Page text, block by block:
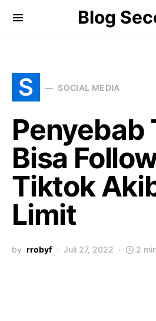
Blog
S SOCIAL MEDIA
Penyebab
Bisa
Tiktok
Limit
by rrobyf Juli 27, 2022 2